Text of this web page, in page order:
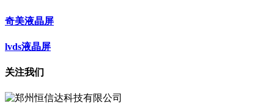
奇美液晶屏
lvds液晶屏
关注我们